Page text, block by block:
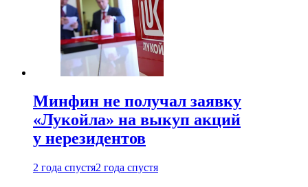
Минфин не получал заявку
«Лукойла» на выкуп акций
у нерезидентов
2 года спустя2 года спустя